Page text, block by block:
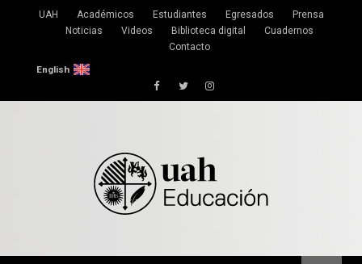
UAH Académicos Estudiantes Egresados
Prensa
Noticias
Videos Biblioteca digital
Cuadernos
Contacto
English
FacebookTwitterInstagram